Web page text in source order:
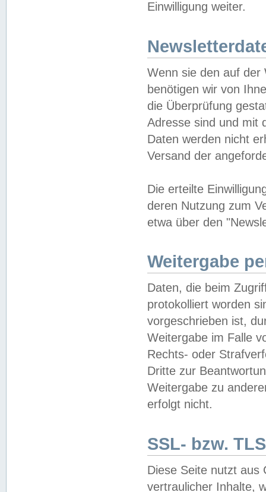
Einwilligung weiter.
Wenn sie den auf der
benötigen wir von
die Überprüfung
Adresse sind und mit
Daten werden nicht
Versand der
Die erteilte
deren Nutzung zum
etwa über den
Weitergabe
Daten, die beim
protokolliert worden
vorgeschrieben ist,
Weitergabe im Falle
Rechts- oder
Dritte zur
Weitergabe zu
erfolgt nicht.
SSL- bzw.
Diese Seite nutzt aus
vertraulicher Inhalte,